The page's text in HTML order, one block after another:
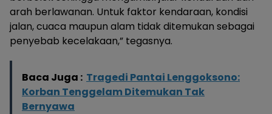
arah berlawanan. Untuk faktor kendaraan, kondisi
jalan, cuaca maupun alam tidak ditemukan sebagai
penyebab kecelakaan,” tegasnya.
Baca Juga : Tragedi Pantai Lenggoksono:
Korban Tenggelam Ditemukan Tak
Bernyawa